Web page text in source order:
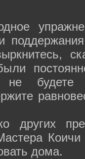
будете
других
дома.